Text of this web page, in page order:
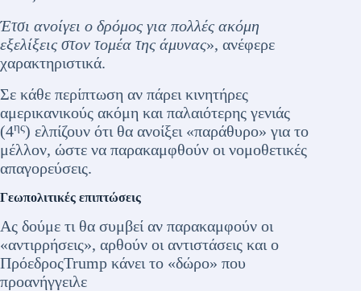
Έτσι ανοίγει ο δρόμος για πολλές ακόμη
εξελίξεις στον τομέα της άμυνας», ανέφερε
χαρακτηριστικά.
Σε κάθε περίπτωση αν πάρει κινητήρες
αμερικανικούς ακόμη και παλαιότερης γενιάς
(4ης) ελπίζουν ότι θα ανοίξει «παράθυρο» για το
μέλλον, ώστε να παρακαμφθούν οι νομοθετικές
απαγορεύσεις.
Γεωπολιτικές επιπτώσεις
Ας δούμε τι θα συμβεί αν παρακαμφούν οι
«αντιρρήσεις», αρθούν οι αντιστάσεις και ο
ΠρόεδροςTrump κάνει το «δώρο» που
προανήγγειλε